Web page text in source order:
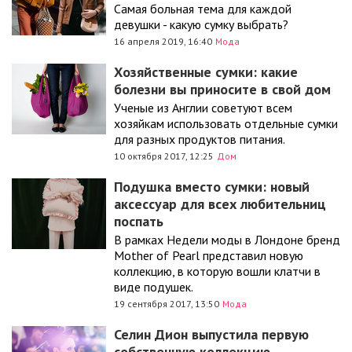
Самая больная тема для каждой
девушки - какую сумку выбрать?
16 апреля 2019, 16:40 Мода
Хозяйственные сумки: какие
болезни вы приносите в свой дом
Ученые из Англии советуют всем
хозяйкам использовать отдельные сумки
для разных продуктов питания.
10 октября 2017, 12:25 Дом
Подушка вместо сумки: новый
аксессуар для всех любительниц
поспать
В рамках Недели моды в Лондоне бренд
Mother of Pearl представил новую
коллекцию, в которую вошли клатчи в
виде подушек.
19 сентября 2017, 13:50 Мода
Селин Дион выпустила первую